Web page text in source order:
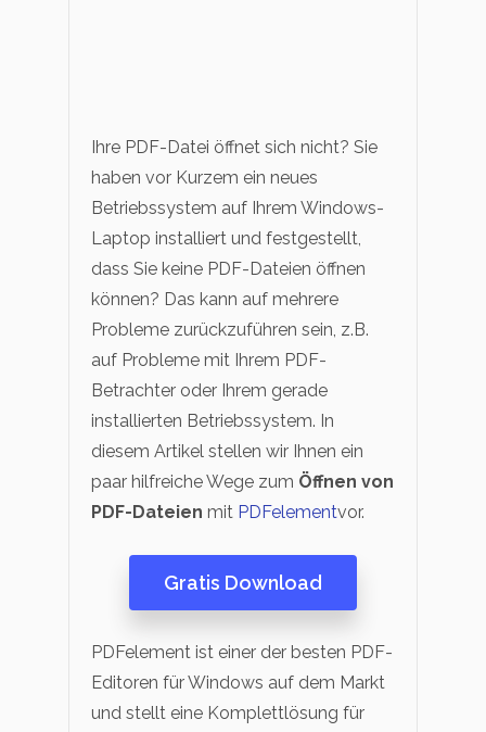
Ihre PDF-Datei öffnet sich nicht? Sie
haben vor Kurzem ein neues
Betriebssystem auf Ihrem Windows-
Laptop installiert und festgestellt,
dass Sie keine PDF-Dateien öffnen
können? Das kann auf mehrere
Probleme zurückzuführen sein, z.B.
auf Probleme mit Ihrem PDF-
Betrachter oder Ihrem gerade
installierten Betriebssystem. In
diesem Artikel stellen wir Ihnen ein
paar hilfreiche Wege zum Öffnen von
PDF-Dateien mit PDFelementvor.
Gratis Download
PDFelement ist einer der besten PDF-
Editoren für Windows auf dem Markt
und stellt eine Komplettlösung für